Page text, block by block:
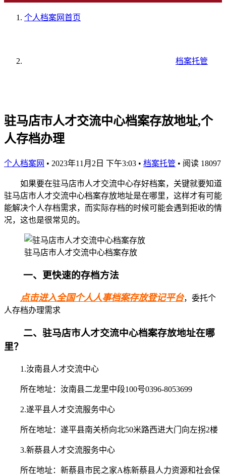
个人档案网首页
档案托管
驻马店市人才交流中心档案存放地址,个
人存档办理
个人档案网 • 2023年11月2日 下午3:03 • 档案托管 • 阅读 18097
如果要在驻马店市人才交流中心存好档案，关键就要知道
驻马店市人才交流中心档案存放地址是在哪里，这样才有可能
能解决个人存档需求，而实际存档的时候可能会遇到拒收的情
况，这也是很常见的。
驻马店市人才交流中心档案存放
一、更快速的存档方法
点击进入全国个人人事档案存放登记平台，委托个
人存档办理需求
二、驻马店市人才交流中心档案存放地址在哪
里？
1.汝南县人才交流中心
所在地址：汝南县二龙里中段100号0396-8053699
2.遂平县人才交流服务中心
所在地址：遂平县南关桥向北50米路西进大门向左拐2楼
3.新蔡县人才交流服务中心
所在地址：新蔡县市民之家A栋新蔡县人力资源和社会保